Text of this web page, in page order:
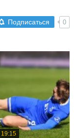
Подписаться 0
19:15